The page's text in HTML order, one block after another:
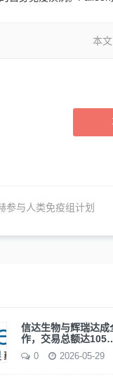
本
参与人类免疫组计划
信达生物与辉瑞达成
作，交易总额达
0 2026-05-29